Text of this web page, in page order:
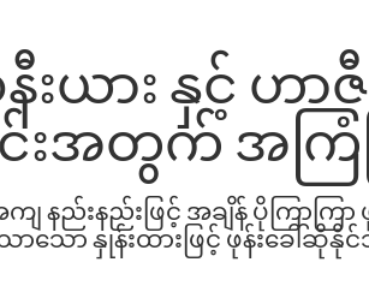
းယား နှင့် ဟာ
င်းအတွက် အကြံပ
နည်းနည်းဖြင့် အချိန် ပိုကြာကြ
သော နှုန်းထားဖြင့် ဖုန်းခေါ်ဆို